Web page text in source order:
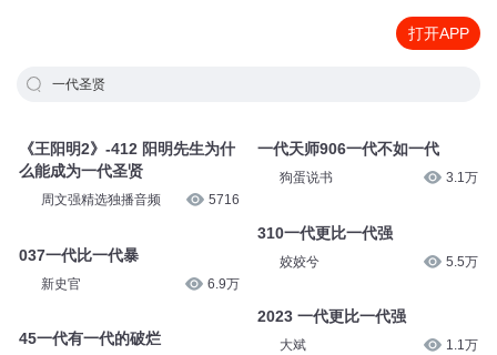
打开APP
一代圣贤
《王阳明2》-412 阳明先生为什
么能成为一代圣贤
周文强精选独播音频 5716
037一代比一代暴
新史官 6.9万
45一代有一代的破烂
一代天师906一代不如一代
狗蛋说书 3.1万
310一代更比一代强
姣姣兮 5.5万
2023 一代更比一代强
大斌 1.1万